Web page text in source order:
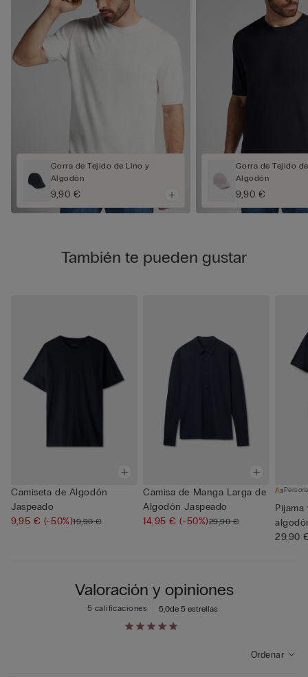
Gorra de Tejido de Lino y
Algodón
9,90 €
Gorra de Tejido
Algodón
9,90 €
También te pueden gustar
Camiseta de Algodón
Jaspeado
9,95 € (-50%)19,90 €
Camisa de Manga Larga de
Algodón Jaspeado
14,95 €(-50%)29,90 €
29,90
Valoración y opiniones
5,0de 5 estrellas
5 calificaciones
Ordenar